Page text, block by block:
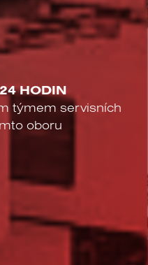
HODIN
týmem servisních
oboru